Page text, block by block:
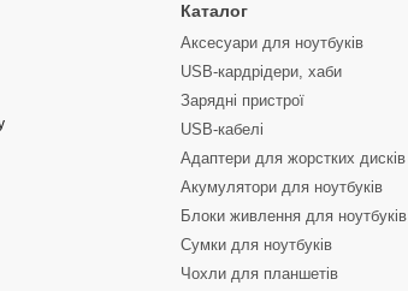
Каталог
Аксесуари для ноутбуків
USB-кардрідери, хаби
Зарядні пристрої
USB-кабелі
Адаптери для жорстких дисків
Акумулятори для ноутбуків
Блоки живлення для ноутбуків
Сумки для ноутбуків
Чохли для планшетів